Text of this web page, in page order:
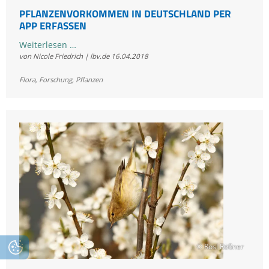
PFLANZENVORKOMMEN IN DEUTSCHLAND PER
APP ERFASSEN
Weiterlesen …Pflanzenvorkommen
in
von Nicole Friedrich | lbv.de 16.04.2018
Flora, Forschung, Pflanzen
© Rosl Rößner